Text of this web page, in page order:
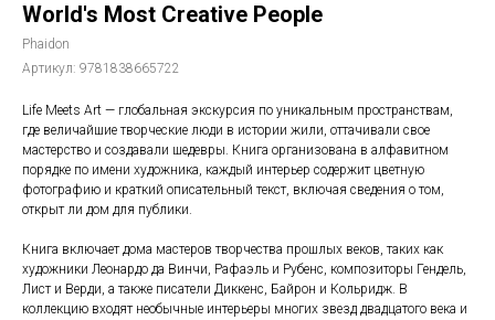
World's Most Creative People
Phaidon
Артикул: 9781838665722
Life Meets Art — глобальная экскурсия по уникальным пространствам,
где величайшие творческие люди в истории жили, оттачивали свое
мастерство и создавали шедевры. Книга организована в алфавитном
порядке по имени художника, каждый интерьер содержит цветную
фотографию и краткий описательный текст, включая сведения о том,
открыт ли дом для публики.
Книга включает дома мастеров творчества прошлых веков, таких как
художники Леонардо да Винчи, Рафаэль и Рубенс, композиторы Гендель,
Лист и Верди, а также писатели Диккенс, Байрон и Кольридж. В
коллекцию входят необычные интерьеры многих звезд двадцатого века и